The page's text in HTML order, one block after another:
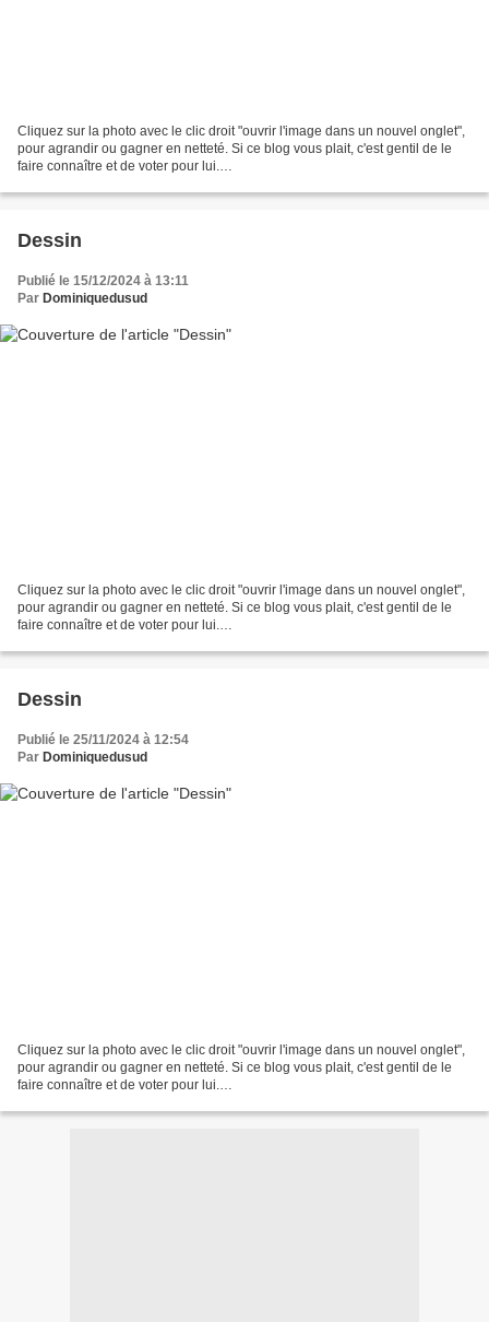
Cliquez sur la photo avec le clic droit "ouvrir l'image dans un nouvel onglet",
pour agrandir ou gagner en netteté. Si ce blog vous plait, c'est gentil de le
faire connaître et de voter pour lui.
Dessin
Publié le 15/12/2024 à 13:11
Par Dominiquedusud
Cliquez sur la photo avec le clic droit "ouvrir l'image dans un nouvel onglet",
pour agrandir ou gagner en netteté. Si ce blog vous plait, c'est gentil de le
faire connaître et de voter pour lui.
Dessin
Publié le 25/11/2024 à 12:54
Par Dominiquedusud
Cliquez sur la photo avec le clic droit "ouvrir l'image dans un nouvel onglet",
pour agrandir ou gagner en netteté. Si ce blog vous plait, c'est gentil de le
faire connaître et de voter pour lui.